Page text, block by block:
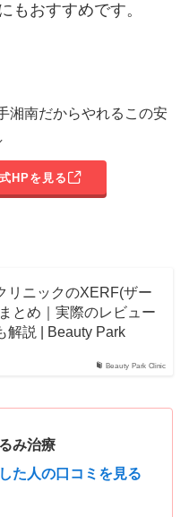
もおすすめです。
湘南だからやれるこの安
HPを見る
Beauty Park Clinic
リニックのXERF(ザー
とめ｜実際のレビュー
解説 | Beauty Park
み治療
た人の口コミを見る